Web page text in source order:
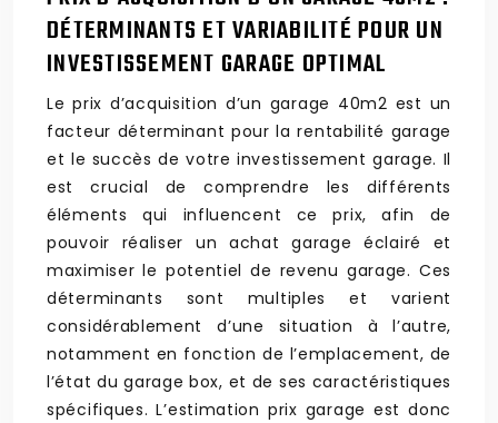
DÉTERMINANTS ET VARIABILITÉ POUR UN
INVESTISSEMENT GARAGE OPTIMAL
Le prix d’acquisition d’un garage 40m2 est un
facteur déterminant pour la rentabilité garage
et le succès de votre investissement garage. Il
est crucial de comprendre les différents
éléments qui influencent ce prix, afin de
pouvoir réaliser un achat garage éclairé et
maximiser le potentiel de revenu garage. Ces
déterminants sont multiples et varient
considérablement d’une situation à l’autre,
notamment en fonction de l’emplacement, de
l’état du garage box, et de ses caractéristiques
spécifiques. L’estimation prix garage est donc